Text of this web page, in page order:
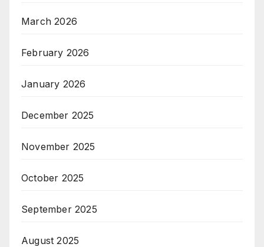
March 2026
February 2026
January 2026
December 2025
November 2025
October 2025
September 2025
August 2025